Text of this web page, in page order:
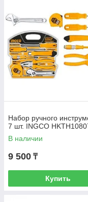
Набор ручного
7 шт. INGCO
В наличии
9 500 ₸
Купить